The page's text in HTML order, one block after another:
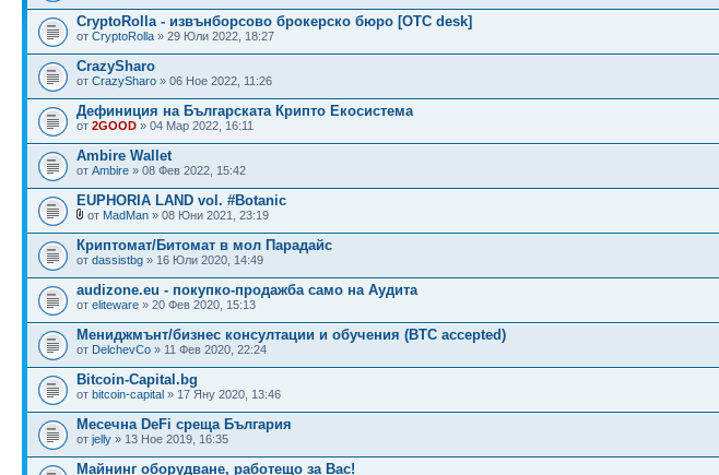
CryptoRolla - извънборсово брокерско бюро [OTC desk]
от CryptoRolla » 29 Юли 2022, 18:27
CrazySharo
от CrazySharo » 06 Ное 2022, 11:26
Дефиниция на Българската Крипто Екосистема
от 2GOOD » 04 Мар 2022, 16:11
Ambire Wallet
от Ambire » 08 Фев 2022, 15:42
EUPHORIA LAND vol. #Botanic
от MadMan » 08 Юни 2021, 23:19
Криптомат/Битомат в мол Парадайс
от dassistbg » 16 Юли 2020, 14:49
audizone.eu - покупко-продажба само на Аудита
от eliteware » 20 Фев 2020, 15:13
Мениджмънт/бизнес консултации и обучения (BTC accepted)
от DelchevCo » 11 Фев 2020, 22:24
Bitcoin-Capital.bg
от bitcoin-capital » 17 Яну 2020, 13:46
Месечна DeFi среща България
от jelly » 13 Ное 2019, 16:35
Майнинг оборудване, работещо за Вас!